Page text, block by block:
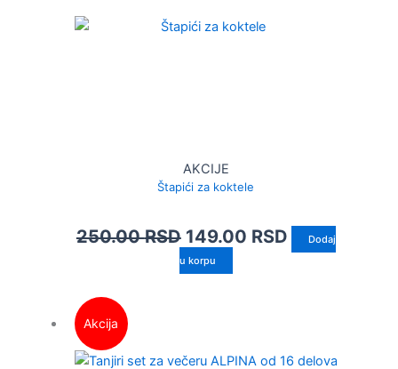
AKCIJE
Štapići za koktele
250.00RSD 149.00 RSD
Dodaj
u korpu
Akcija